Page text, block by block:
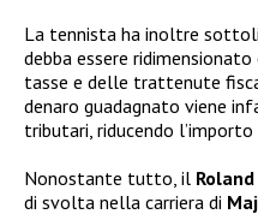
La tennista ha inoltre
debba essere
tasse e delle trattenute
denaro guadagnato viene
tributari, riducendo
Nonostante tutto, il
di svolta nella carriera di